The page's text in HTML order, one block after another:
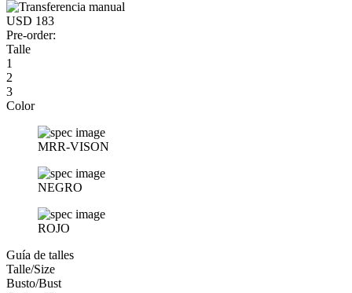
USD 183
Pre-order:
Talle
1
2
3
Color
MRR-VISON
NEGRO
ROJO
Guía de talles
Talle/Size
Busto/Bust